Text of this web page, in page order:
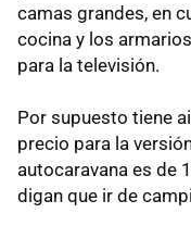
camas grandes, en
cocina y los
para la televisión.
Por supuesto tiene
precio para la
autocaravana es de
digan que ir de